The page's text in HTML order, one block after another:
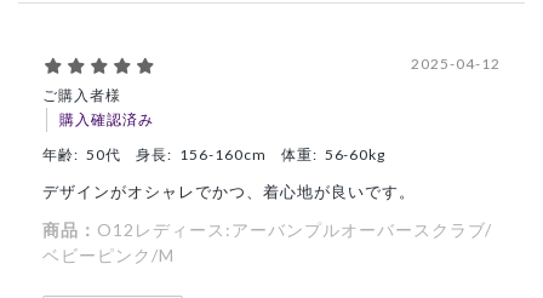
ご購入者様
購入確認済み
2025-04-12
年齢: 50代 身長: 156-160cm 体重: 56-60kg
デザインがオシャレでかつ、着心地が良いです。
商品： O12レディース:アーバンプルオーバースクラブ/
ベビーピンク/M